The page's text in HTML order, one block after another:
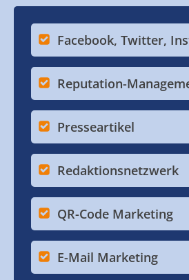
Facebook, Twitter,
Reputation-
Presseartikel
Redaktionsnetzwerk
QR-Code Marketing
E-Mail Marketing